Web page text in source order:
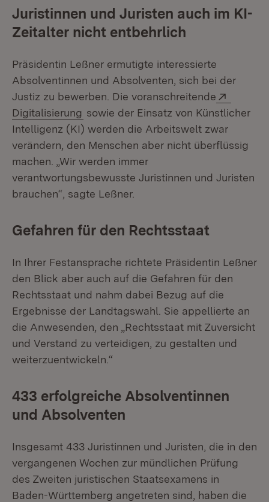
Juristinnen und Juristen auch im KI-
Zeitalter nicht entbehrlich
Präsidentin Leßner ermutigte interessierte
Absolventinnen und Absolventen, sich bei der
Justiz zu bewerben. Die voranschreitende
Digitalisierung (Öffnet in neuem Fenster)
sowie der Einsatz von Künstlicher
Intelligenz (KI) werden die Arbeitswelt zwar
verändern, den Menschen aber nicht überflüssig
machen. „Wir werden immer
verantwortungsbewusste Juristinnen und Juristen
brauchen“, sagte Leßner.
Gefahren für den Rechtsstaat
In Ihrer Festansprache richtete Präsidentin Leßner
den Blick aber auch auf die Gefahren für den
Rechtsstaat und nahm dabei Bezug auf die
Ergebnisse der Landtagswahl. Sie appellierte an
die Anwesenden, den „Rechtsstaat mit Zuversicht
und Verstand zu verteidigen, zu gestalten und
weiterzuentwickeln.“
433 erfolgreiche Absolventinnen
und Absolventen
Insgesamt 433 Juristinnen und Juristen, die in den
vergangenen Wochen zur mündlichen Prüfung
des Zweiten juristischen Staatsexamens in
Baden-Württemberg angetreten sind, haben die